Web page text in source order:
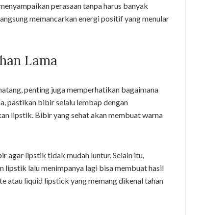
perasaan tanpa harus banyak
memancarkan energi positif yang menular
Lama
penting juga memperhatikan bagaimana
pastikan bibir selalu lembap dengan
lipstik. Bibir yang sehat akan membuat warna
agar lipstik tidak mudah luntur. Selain itu,
lipstik lalu menimpanya lagi bisa membuat hasil
atau liquid lipstick yang memang dikenal tahan